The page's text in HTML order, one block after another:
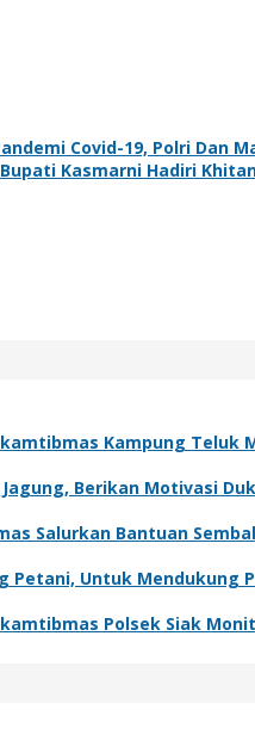
Covid-19, Polri Dan
Kasmarni Hadiri
Kampung Teluk
Berikan Motivasi
Salurkan Bantuan
Petani, Untuk Mendukung
Polsek Siak